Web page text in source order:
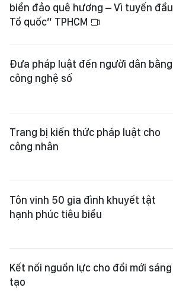
biển đảo quê hương – Vì tuyến đầu
Tổ quốc” TPHCM
Đưa pháp luật đến người dân bằng
công nghệ số
Trang bị kiến thức pháp luật cho
công nhân
Tôn vinh 50 gia đình khuyết tật
hạnh phúc tiêu biểu
Kết nối nguồn lực cho đổi mới sáng
tạo